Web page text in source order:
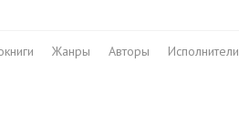
Жанры Авторы Исполнители